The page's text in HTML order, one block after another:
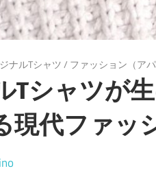
ナルTシャツ/ ファッション（アパ
Tシャツが
現代ファッ